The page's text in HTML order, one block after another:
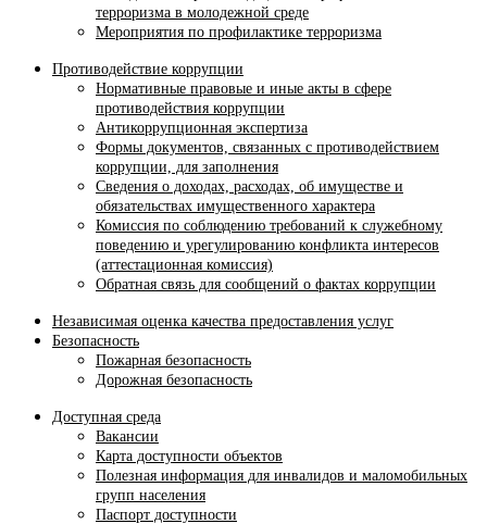
терроризма в молодежной среде
Мероприятия по профилактике терроризма
Противодействие коррупции
Нормативные правовые и иные акты в сфере
противодействия коррупции
Антикоррупционная экспертиза
Формы документов, связанных с противодействием
коррупции, для заполнения
Сведения о доходах, расходах, об имуществе и
обязательствах имущественного характера
Комиссия по соблюдению требований к служебному
поведению и урегулированию конфликта интересов
(аттестационная комиссия)
Обратная связь для сообщений о фактах коррупции
Независимая оценка качества предоставления услуг
Безопасность
Пожарная безопасность
Дорожная безопасность
Доступная среда
Вакансии
Карта доступности объектов
Полезная информация для инвалидов и маломобильных
групп населения
Паспорт доступности